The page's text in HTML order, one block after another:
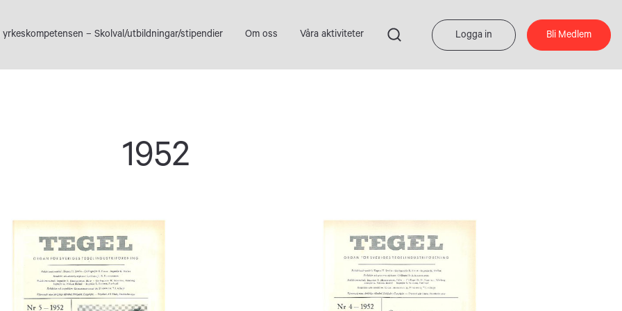
yrkeskompetensen – Skolval/utbildningar/stipendier Om oss Våra aktiviteter Logga in Bli Medlem
1952